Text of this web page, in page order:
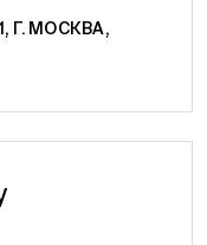
Г. МОСКВА,